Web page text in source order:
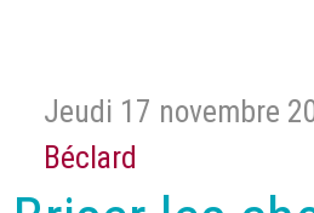
Jeudi 17 novembre
Béclard